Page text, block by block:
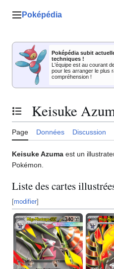
Menu principal
Poképédia
Poképédia subit
techniques !
L'équipe est au courant
pour les arranger le plus
compréhension !
Basculer la table des
Keisuke
Page Données Discussion
Keisuke Azuma est un
Pokémon.
Liste des cartes
[modifier]